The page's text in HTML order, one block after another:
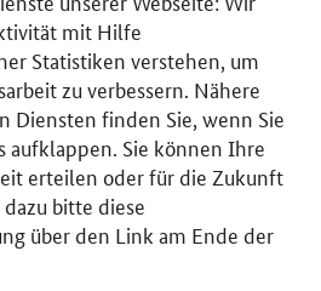
mit Hilfe
Statistiken verstehen, um
zu verbessern. Nähere
Diensten finden Sie, wenn Sie
aufklappen. Sie können Ihre
erteilen oder für die Zukunft
bitte diese
über den Link am Ende der